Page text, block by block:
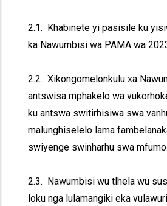
2.1. Khabinete yi pasisile ku
ka Nawumbisi wa PAMA wa
2.2. Xikongomelonkulu xa
antswisa mphakelo wa
ku antswa switirhisiwa swa
malunghiselelo lama
swiyenge swinharhu swa mfumo.
2.3. Nawumbisi wu tlhela wu
loku nga lulamangiki eka